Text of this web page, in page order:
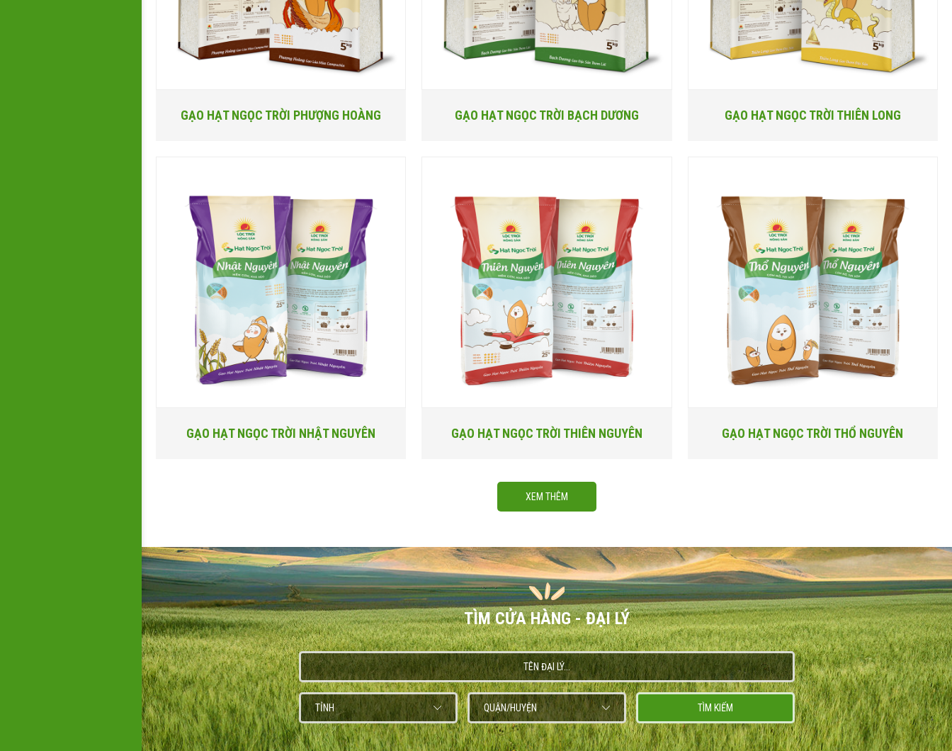
GẠO HẠT NGỌC TRỜI PHƯỢNG HOÀNG GẠO HẠT NGỌC TRỜI BẠCH DƯƠNG GẠO HẠT NGỌC TRỜI THIÊN LONG
GẠO HẠT NGỌC TRỜI NHẬT NGUYÊN GẠO HẠT NGỌC TRỜI THIÊN NGUYÊN GẠO HẠT NGỌC TRỜI THỔ NGUYÊN
XEM THÊM
TÌM CỬA HÀNG - ĐẠI LÝ
TÌM KIẾM